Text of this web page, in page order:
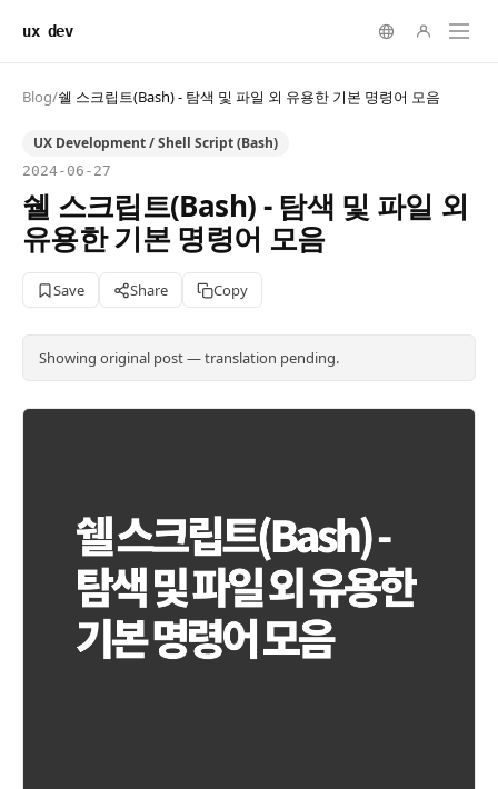
ux dev
Blog/쉘 스크립트(Bash) - 탐색 및 파일 외 유용한 기본 명령어 모음
UX Development / Shell Script (Bash)
2024-06-27
쉘 스크립트(Bash) - 탐색 및 파일 외
유용한 기본 명령어 모음
Save Share Copy
Showing original post — translation pending.